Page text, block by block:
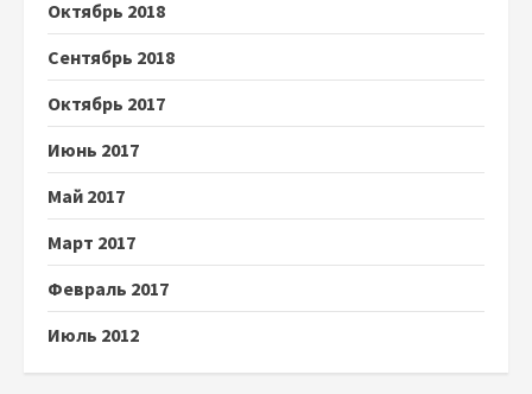
Октябрь 2018
Сентябрь 2018
Октябрь 2017
Июнь 2017
Май 2017
Март 2017
Февраль 2017
Июль 2012